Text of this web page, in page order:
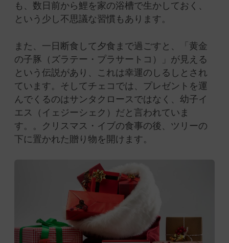
も、数日前から鯉を家の浴槽で生かしておく、
という少し不思議な習慣もあります。
また、一日断食して夕食まで過ごすと、「黄金
の子豚（ズラテー・プラサートコ）」が見える
という伝説があり、これは幸運のしるしとされ
ています。そしてチェコでは、プレゼントを運
んでくるのはサンタクロースではなく、幼子イ
エス（イェジーシェク）だと言われていま
す。。クリスマス・イブの食事の後、ツリーの
下に置かれた贈り物を開けます。